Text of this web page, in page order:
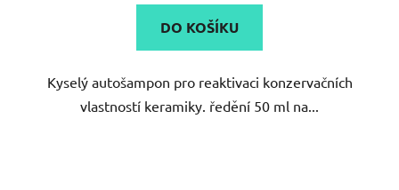
5,0
z
hvězdiček.
DO KOŠÍKU
Kyselý autošampon pro reaktivaci konzervačních
vlastností keramiky. ředění 50 ml na...